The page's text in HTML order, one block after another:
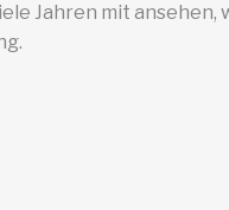
Jahren mit ansehen,